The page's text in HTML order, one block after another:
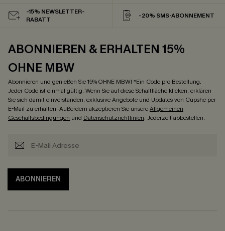
-15% NEWSLETTER-
RABATT
-20% SMS-ABONNEMENT
ABONNIEREN & ERHALTEN 15%
OHNE MBW
Abonnieren und genießen Sie 15% OHNE MBW! *Ein Code pro Bestellung.
Jeder Code ist einmal gültig. Wenn Sie auf diese Schaltfläche klicken, erklären
Sie sich damit einverstanden, exklusive Angebote und Updates von Cupshe per
E-Mail zu erhalten. Außerdem akzeptieren Sie unsereAllgemeinen
Geschäftsbedingungen und Datenschutzrichtlinien. Jederzeit abbestellen.
ABONNIEREN